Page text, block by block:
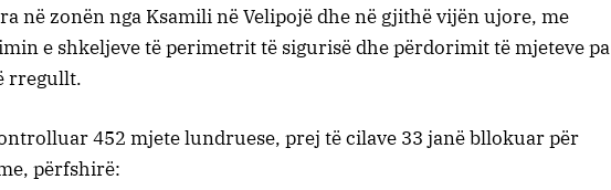
në zonën nga Ksamili në Velipojë dhe në gjithë vijën ujore, me
e shkeljeve të perimetrit të sigurisë dhe përdorimit të mjeteve pa
rregullt.
452 mjete lundruese, prej të cilave 33 janë bllokuar për
përfshirë: